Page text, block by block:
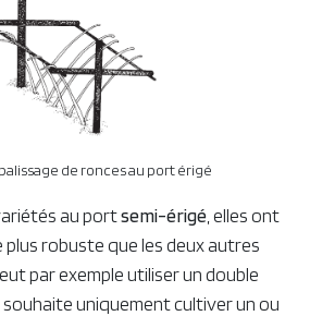
de ronces au port érigé
au portsemi-érigé , elles ont
plus robuste que les deux autres
par exemple utiliser un double
souhaite uniquement cultiver un ou